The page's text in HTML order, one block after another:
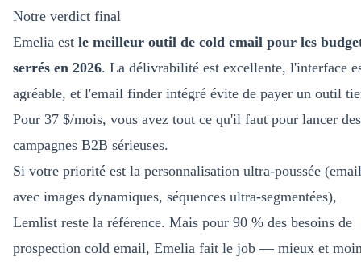
Notre verdict final
Emelia est le meilleur outil de cold email pour les
serrés en 2026. La délivrabilité est excellente, l'interface
agréable, et l'email finder intégré évite de payer un outil
Pour 37 $/mois, vous avez tout ce qu'il faut pour lancer des
campagnes B2B sérieuses.
Si votre priorité est la personnalisation ultra-poussée
avec images dynamiques, séquences ultra-segmentées),
Lemlist reste la référence. Mais pour 90 % des besoins de
prospection cold email, Emelia fait le job — mieux et